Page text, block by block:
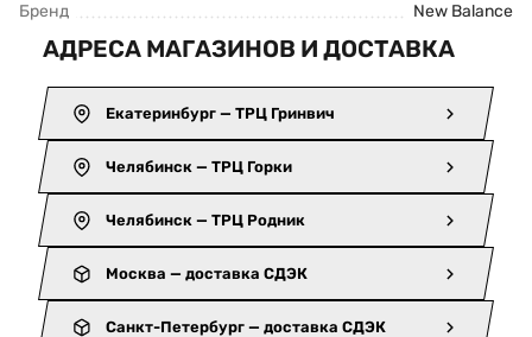
Бренд
New Balance
АДРЕСА МАГАЗИНОВ И ДОСТАВКА
Екатеринбург — ТРЦ Гринвич
Челябинск — ТРЦ Горки
Челябинск — ТРЦ Родник
Москва — доставка СДЭК
Санкт-Петербург — доставка СДЭК